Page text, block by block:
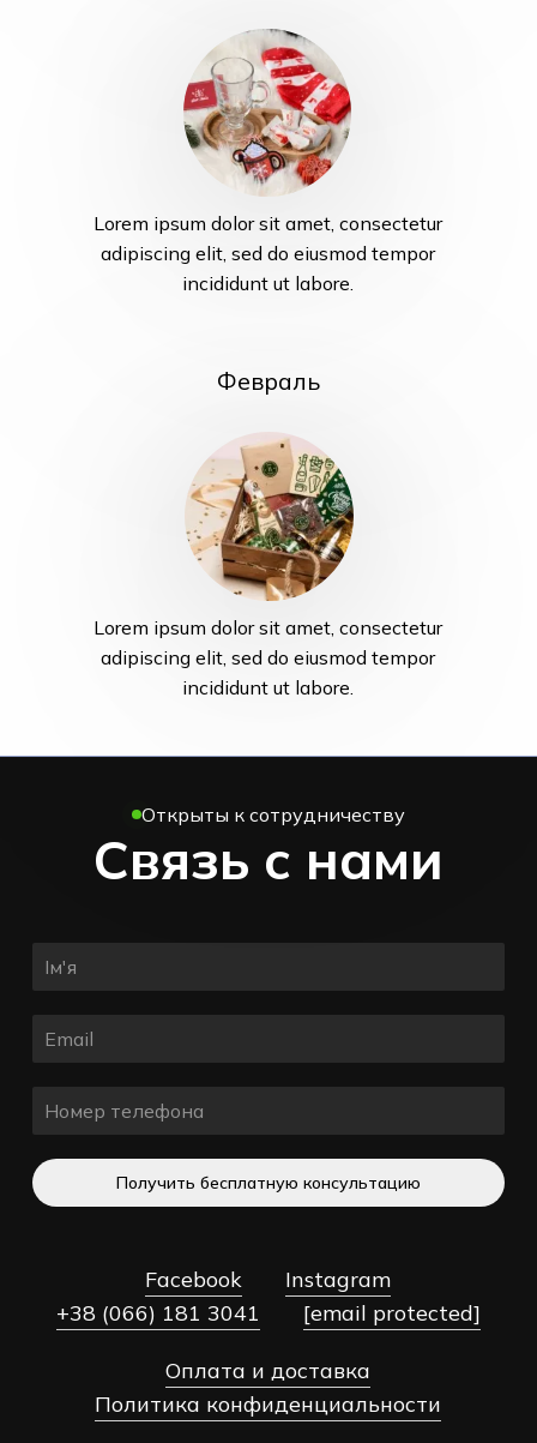
Lorem ipsum dolor sit amet, consectetur
adipiscing elit, sed do eiusmod tempor
incididunt ut labore.
Февраль
Lorem ipsum dolor sit amet, consectetur
adipiscing elit, sed do eiusmod tempor
incididunt ut labore.
Открыты к сотрудничеству
Связь с нами
Получить бесплатную консультацию
Facebook
Instagram
+38 (066) 181 3041
[email protected]
Оплата и доставка
Политика конфиденциальности